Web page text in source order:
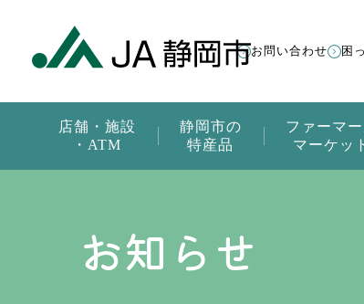
店舗・施設
・ATM
静岡市の
特産品
ファーマ
マーケッ
お問い合わせ 困
お知らせ